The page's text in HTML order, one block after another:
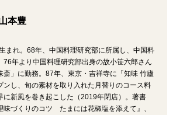
本豊
まれ。68年、中国料理研究部に所属し、中国料
76年より中国料理研究部出身の故小笹六郎さん
斎」に勤務。87年、東京・吉祥寺に「知味 竹廬
ンし、旬の素材を取り入れた月替りのコース料
に新風を巻き起こした（2019年閉店）。著書
味づくりのコツ たまには花椒塩を添えて』、